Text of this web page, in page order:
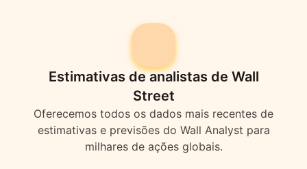
Estimativas de analistas de Wall
Street
Oferecemos todos os dados mais recentes de
estimativas e previsões do Wall Analyst para
milhares de ações globais.